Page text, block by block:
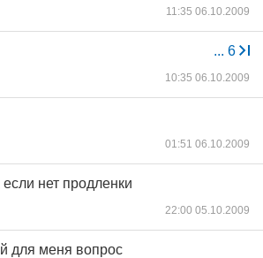
11:35 06.10.2009
... 6
10:35 06.10.2009
01:51 06.10.2009
если нет продленки
22:00 05.10.2009
для меня вопрос